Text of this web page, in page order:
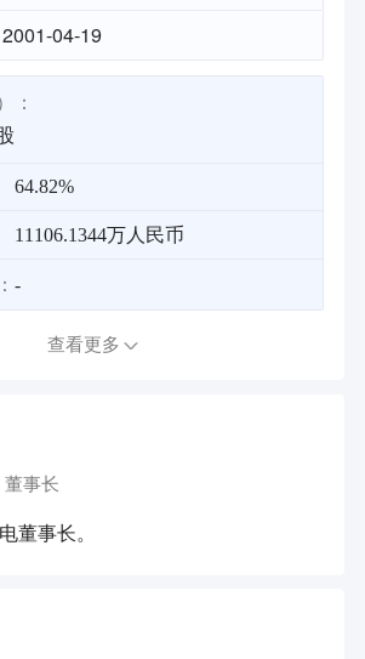
2001-04-19
：
64.82%
11106.1344万人民币
-
查看更多
董事长
董事长。